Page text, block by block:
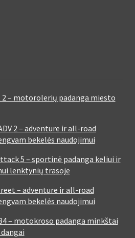
– motorolerių padanga miesto
2 – adventure ir all-road
bekelės naudojimui
5 – sportinė padanga keliui ir
lenktynių trasoje
– adventure ir all-road
bekelės naudojimui
– motokroso padanga minkštai